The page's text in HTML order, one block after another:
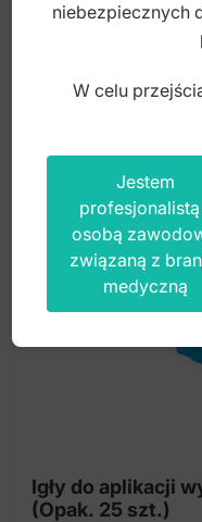
Igły do aplikacji
(Opak. 25 szt.)
niebezpiecznych
W celu
Jestem
osobą
związaną z
medyczną